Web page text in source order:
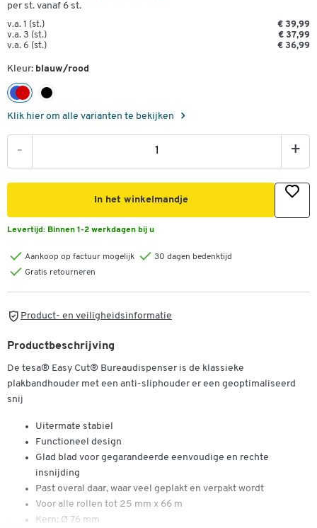
per st. vanaf 6 st.
v.a. 1 (st.)
€ 39,99
v.a. 3 (st.)
€ 37,99
v.a. 6 (st.)
€ 36,99
Kleur: blauw/rood
Klik hier om alle varianten te bekijken
- +
In het winkelmandje
Levertijd: Binnen 1-2 werkdagen bij u
Aankoop op factuur mogelijk
30 dagen bedenktijd
Gratis retourneren
Product- en veiligheidsinformatie
Productbeschrijving
De tesa® Easy Cut® Bureaudispenser is de klassieke
plakbandhouder met een anti-sliphouder er een geoptimaliseerd
snij
Uitermate stabiel
Functioneel design
Glad blad voor gegarandeerde eenvoudige en rechte
insnijding
Past overal daar, waar veel geplakt en verpakt wordt
Voor alle rollen tot 25 mm x 66 m
Kern: Ø 76 mm